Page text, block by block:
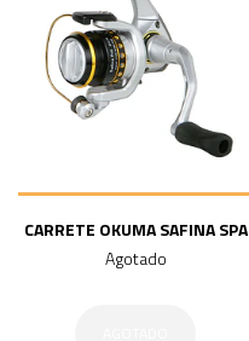
CARRETE OKUMA SAFINA SPA
Agotado